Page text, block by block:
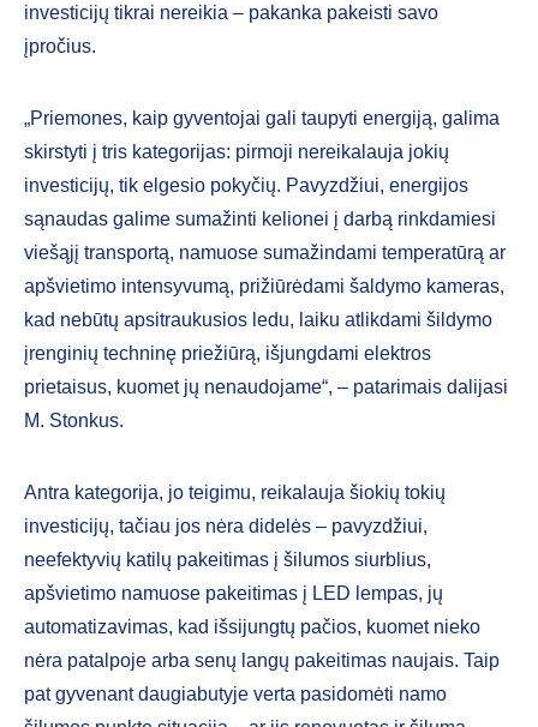
investicijų tikrai nereikia – pakanka pakeisti savo
įpročius.
„Priemones, kaip gyventojai gali taupyti energiją, galima
skirstyti į tris kategorijas: pirmoji nereikalauja jokių
investicijų, tik elgesio pokyčių. Pavyzdžiui, energijos
sąnaudas galime sumažinti kelionei į darbą rinkdamiesi
viešąjį transportą, namuose sumažindami temperatūrą ar
apšvietimo intensyvumą, prižiūrėdami šaldymo kameras,
kad nebūtų apsitraukusios ledu, laiku atlikdami šildymo
įrenginių techninę priežiūrą, išjungdami elektros
prietaisus, kuomet jų nenaudojame“, – patarimais dalijasi
M. Stonkus.
Antra kategorija, jo teigimu, reikalauja šiokių tokių
investicijų, tačiau jos nėra didelės – pavyzdžiui,
neefektyvių katilų pakeitimas į šilumos siurblius,
apšvietimo namuose pakeitimas į LED lempas, jų
automatizavimas, kad išsijungtų pačios, kuomet nieko
nėra patalpoje arba senų langų pakeitimas naujais. Taip
pat gyvenant daugiabutyje verta pasidomėti namo